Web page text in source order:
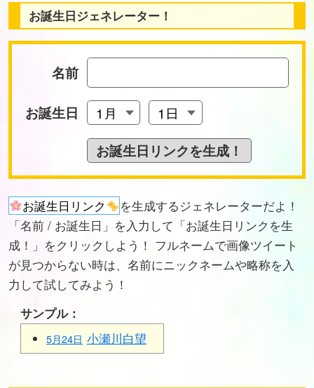
お誕生日ジェネレーター！
名前
お誕生日
お誕生日リンク
を生成するジェネレーターだよ！
「名前 / お誕生日」を入力して「お誕生日リンクを生
成！」をクリックしよう！ フルネームで画像ツイート
が見つからない時は、名前にニックネームや略称を入
力して試してみよう！
サンプル：
5月24日 小瀬川白望